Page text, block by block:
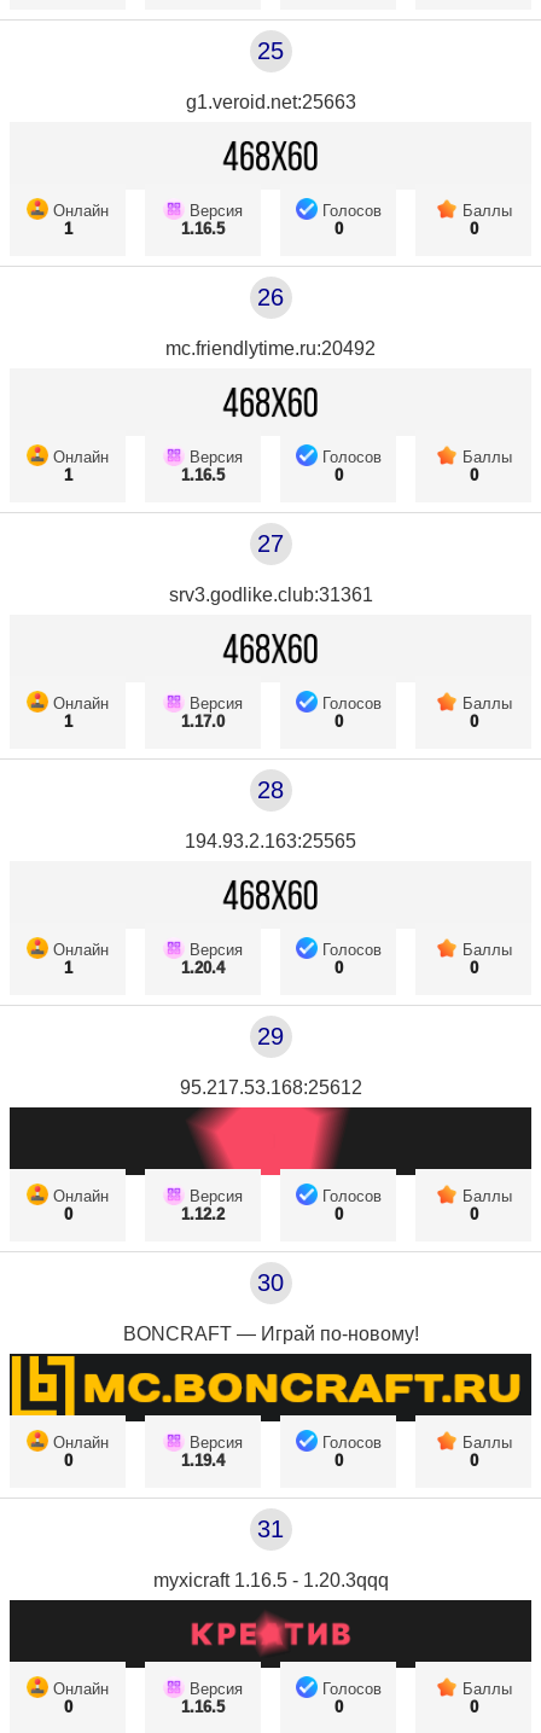
25
g1.veroid.net:25663
Онлайн
1
Версия
1.16.5
Голосов
0
Баллы
0
26
mc.friendlytime.ru:20492
Онлайн
1
Версия
1.16.5
Голосов
0
Баллы
0
27
srv3.godlike.club:31361
Онлайн
1
Версия
1.17.0
Голосов
0
Баллы
0
28
194.93.2.163:25565
Онлайн
1
Версия
1.20.4
Голосов
0
Баллы
0
29
95.217.53.168:25612
Онлайн
0
Версия
1.12.2
Голосов
0
Баллы
0
30
BONCRAFT — Играй по-новому!
Онлайн
0
Версия
1.19.4
Голосов
0
Баллы
0
31
myxicraft 1.16.5 - 1.20.3qqq
Онлайн
0
Версия
1.16.5
Голосов
0
Баллы
0